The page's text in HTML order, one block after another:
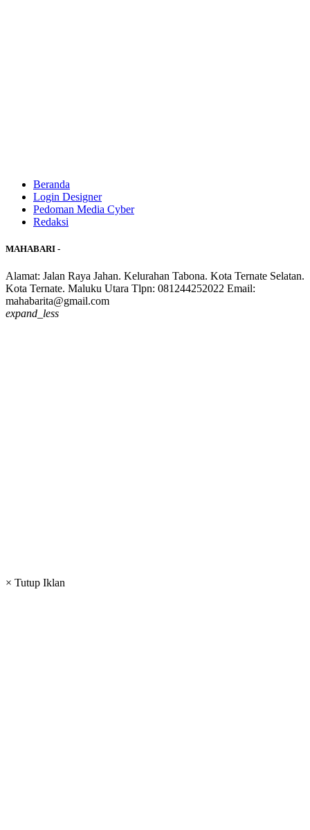
Beranda
Login Designer
Pedoman Media Cyber
Redaksi
MAHABARI -
Alamat: Jalan Raya Jahan. Kelurahan Tabona. Kota Ternate Selatan.
Kota Ternate. Maluku Utara Tlpn: 081244252022 Email:
mahabarita@gmail.com
expand_less
× Tutup Iklan